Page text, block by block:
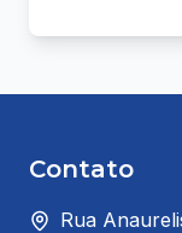
Contato
Rua